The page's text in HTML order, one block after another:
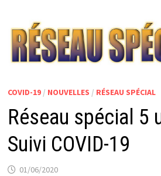
COVID-19/ NOUVELLES / RÉSEAU SPÉCIAL
Réseau spécial 5
Suivi COVID-19
01/06/2020